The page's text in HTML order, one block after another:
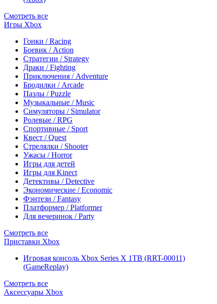
Смотреть все
Игры Xbox
Гонки / Racing
Боевик / Action
Стратегии / Strategy
Драки / Fighting
Приключения / Adventure
Бродилки / Arcade
Пазлы / Puzzle
Музыкальные / Music
Симуляторы / Simulator
Ролевые / RPG
Спортивные / Sport
Квест / Quest
Стрелялки / Shooter
Ужасы / Horror
Игры для детей
Игры для Kinect
Детективы / Detective
Экономические / Economic
Фэнтези / Fantasy
Платформер / Platformer
Для вечеринок / Party
Смотреть все
Приставки Xbox
Игровая консоль Xbox Series X 1TB (RRT-00011)
(GameReplay)
Смотреть все
Аксессуары Xbox